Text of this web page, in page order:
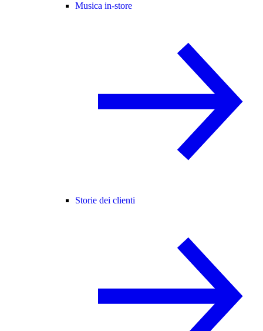
Musica in-store
Storie dei clienti